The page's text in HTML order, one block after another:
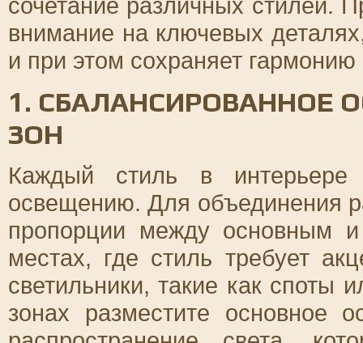
внимание на ключевых
и при этом сохраняет гармонию
1. СБАЛАНСИРОВАННОЕ
ЗОН
Каждый стиль в интерьере
освещению. Для объединения
пропорции между основным
местах, где стиль требует
светильники, такие как
зонах разместите основное